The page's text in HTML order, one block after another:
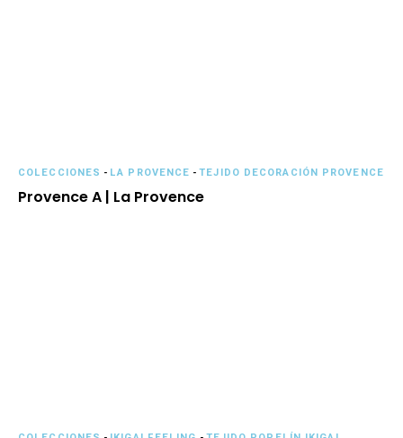
COLECCIONES - LA PROVENCE -TEJIDO DECORACIÓN PROVENCE
Provence A | La Provence